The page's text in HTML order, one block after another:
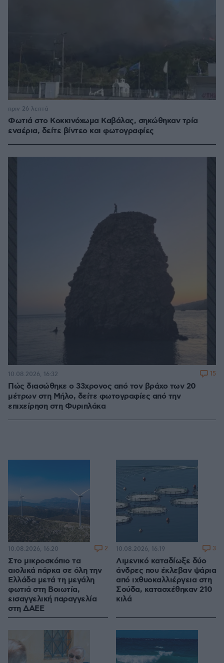
Φωτιά στο Κοκκινόχωμα Καβάλας, σηκώθηκαν τρία
εναέρια, δείτε βίντεο και φωτογραφίες
πριν 26 λεπτά
Πώς διασώθηκε ο 33χρονος από τον βράχο των 20
μέτρων στη Μήλο, δείτε φωτογραφίες από την
επιχείρηση στη Φυριπλάκα
10.08.2026, 16:32 15
Στο μικροσκόπιο τα
αιολικά πάρκα σε όλη την
Ελλάδα μετά τη μεγάλη
φωτιά στη Βοιωτία,
εισαγγελική παραγγελία
στη ΔΑΕΕ
10.08.2026, 16:20 2
Λιμενικό καταδίωξε δύο
άνδρες που έκλεβαν ψάρια
από ιχθυοκαλλιέργεια στη
Σούδα, κατασχέθηκαν 210
κιλά
10.08.2026, 16:19 3